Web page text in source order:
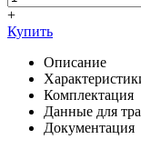
+
Купить
Описание
Комплектация
Данные для
Документация